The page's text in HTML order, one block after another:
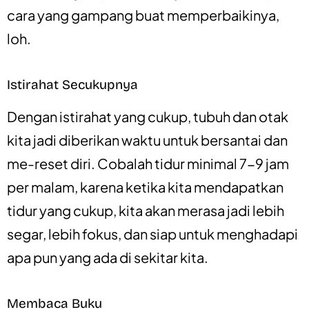
cara yang gampang buat memperbaikinya,
loh.
Istirahat Secukupnya
Dengan istirahat yang cukup, tubuh dan otak
kita jadi diberikan waktu untuk bersantai dan
me-reset diri. Cobalah tidur minimal 7-9 jam
per malam, karena ketika kita mendapatkan
tidur yang cukup, kita akan merasa jadi lebih
segar, lebih fokus, dan siap untuk menghadapi
apa pun yang ada di sekitar kita.
Membaca Buku